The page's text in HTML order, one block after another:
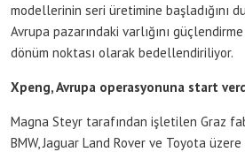
modellerinin seri üretimine başladığını
Avrupa pazarındaki varlığını
dönüm noktası olarak bedellendiriliyor.
Xpeng, Avrupa operasyonuna start
Magna Steyr tarafından işletilen Graz
BMW, Jaguar Land Rover ve Toyota